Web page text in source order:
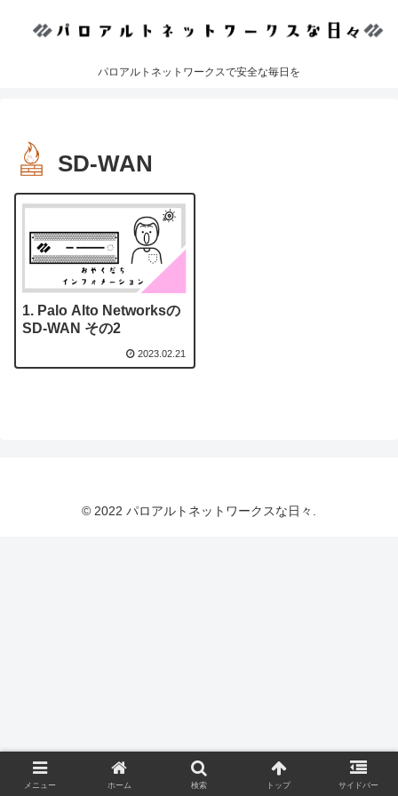
パロアルトネットワークスで安全な毎日を
SD-WAN
Palo Alto Networksの
SD-WAN その2
2023.02.21
© 2022 パロアルトネットワークスな日々.
メニュー ホーム 検索 トップ サイドバー